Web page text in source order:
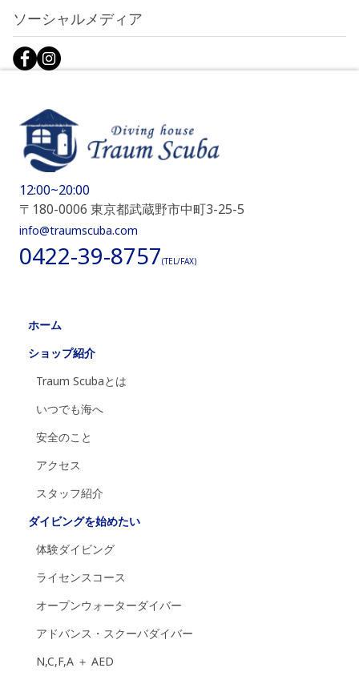
ソーシャルメディア
12:00~20:00
〒180-0006 東京都武蔵野市中町3-25-5
info@traumscuba.com
0422-39-8757(TEL/FAX)
ホーム
ショップ紹介
Traum Scubaとは
いつでも海へ
安全のこと
アクセス
スタッフ紹介
ダイビングを始めたい
体験ダイビング
ライセンスコース
オープンウォーターダイバー
アドバンス・スクーバダイバー
N,C,F,A ＋ AED